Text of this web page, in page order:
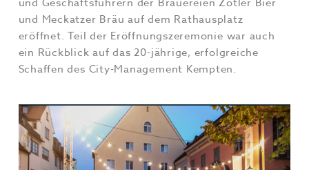
und Meckatzer Bräu auf dem Rathausplatz
eröffnet. Teil der Eröffnungszeremonie war auch
ein Rückblick auf das 20-jährige, erfolgreiche
Schaffen des City-Management Kempten.